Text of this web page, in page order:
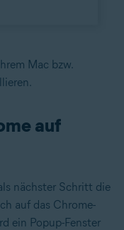
Mac bzw.
auf
nächster Schritt die
auf das Chrome-
ein Popup-Fenster